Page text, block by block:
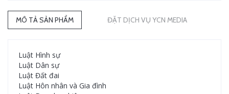
MÔ TẢ SẢN PHẨM ĐẶT DỊCH VỤ YCN MEDIA
Luật Hình sự
Luật Dân sự
Luật Đất đai
Luật Hôn nhân và Gia đình